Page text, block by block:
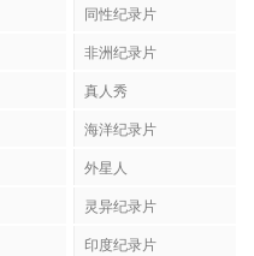
同性纪录片
非洲纪录片
真人秀
海洋纪录片
外星人
灵异纪录片
印度纪录片